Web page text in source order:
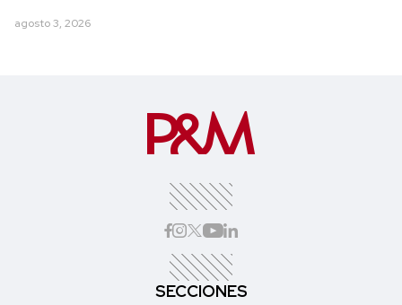
agosto 3, 2026
SECCIONES